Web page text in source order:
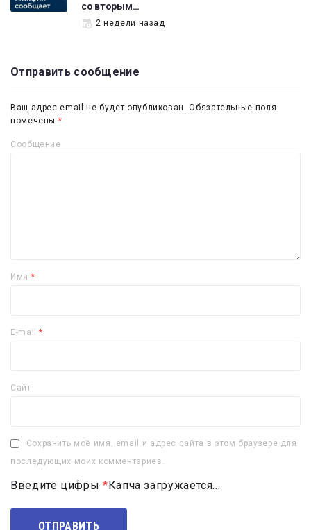
со вторым…
2 недели назад
Отправить сообщение
Ваш адрес email не будет опубликован. Обязательные поля
помечены *
Сообщение
Имя *
E-mail*
Сайт
Сохранить моё имя, email и адрес сайта в этом браузере для
последующих моих комментариев.
Введите цифры * Капча загружается...